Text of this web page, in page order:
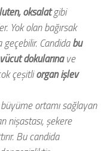
oksalatgibi
Yok olan bağırsak
geçebilir. Candidabu
dokularınave
çeşitliorgan işlev
ortamı sağlayan
nişastası, şekere
Bu candida